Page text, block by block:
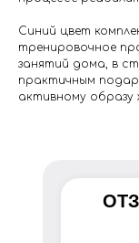
Синий цвет
тренировочное
занятий дома, в
практичным
активному образу